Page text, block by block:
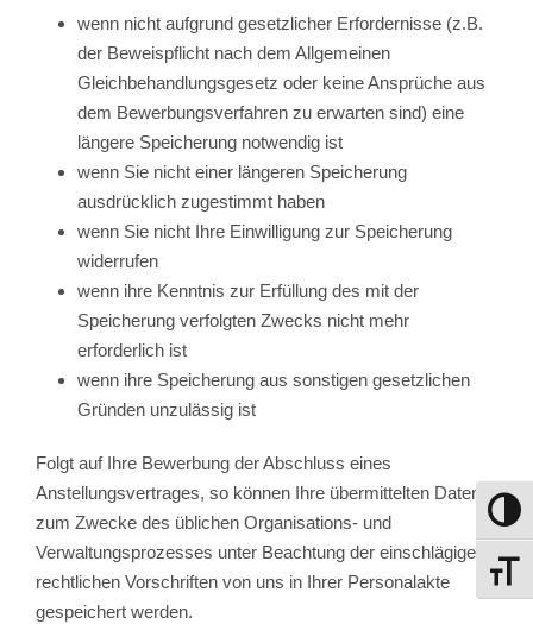
wenn nicht aufgrund gesetzlicher Erfordernisse (z.B.
der Beweispflicht nach dem Allgemeinen
Gleichbehandlungsgesetz oder keine Ansprüche aus
dem Bewerbungsverfahren zu erwarten sind) eine
längere Speicherung notwendig ist
wenn Sie nicht einer längeren Speicherung
ausdrücklich zugestimmt haben
wenn Sie nicht Ihre Einwilligung zur Speicherung
widerrufen
wenn ihre Kenntnis zur Erfüllung des mit der
Speicherung verfolgten Zwecks nicht mehr
erforderlich ist
wenn ihre Speicherung aus sonstigen gesetzlichen
Gründen unzulässig ist
Folgt auf Ihre Bewerbung der Abschluss eines
Anstellungsvertrages, so können Ihre übermittelten Daten
zum Zwecke des üblichen Organisations- und
Verwaltungsprozesses unter Beachtung der einschlägigen
rechtlichen Vorschriften von uns in Ihrer Personalakte
gespeichert werden.